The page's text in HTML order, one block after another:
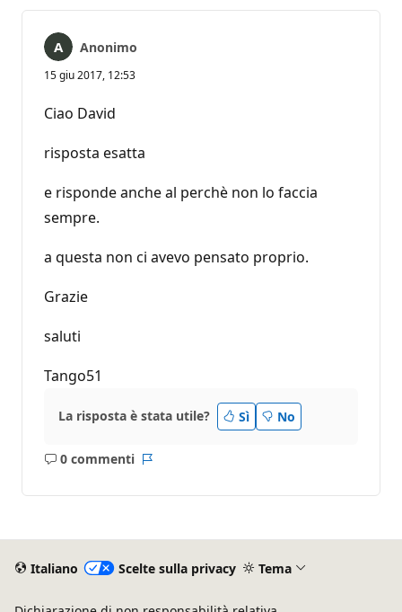
Anonimo
15 giu 2017, 12:53
Ciao David
risposta esatta
e risponde anche al perchè non lo faccia
sempre.
a questa non ci avevo pensato proprio.
Grazie
saluti
Tango51
La risposta è stata utile? Sì No
0 commenti
Nessun
Italiano Scelte sulla privacy Tema